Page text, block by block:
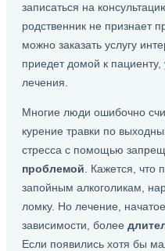
записаться на
родственник не признает
можно заказать услугу
приедет домой к
лечения.
Многие люди ошибочно
курение травки по
стресса с помощью
проблемой . Кажется,
запойным алкоголикам,
ломку. Но лечение,
зависимости, более
Если появились хотя бы